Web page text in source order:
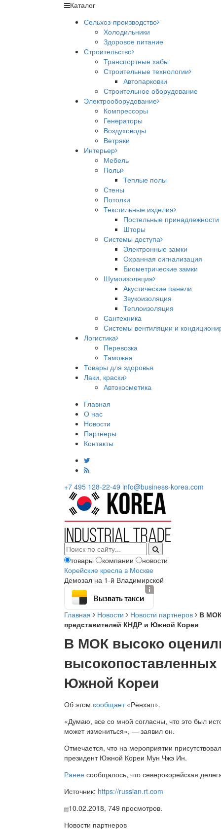
Каталог
Сельхоз-производство
Холодильники
Здоровое питание
Строительство
Транспортные хабы
Строительные технологии
Автопарковки
Строительное оборудование
Электрооборудование
Компрессоры
Генераторы
Воздуховоды
Ветряки
Интерьер
Мебель
Полы
Теплые полы
Стены
Потолки
Текстильные изделия
Постельные принадлежности
Шторы
Системы доступа
Электронные замки
Охранная сигнализация
Биометрические замки
Шумоизоляция
Акустические панели
Звукоизоляция
Теплоизоляция
Сантехника
Системы вентиляции и
Логистика
Перевозка
Таможня
Товары для здоровья
Лаки, краски
Автокосметика
Главная
О нас
Новости
Партнеры
Контакты
+7 495 128-22-49 info@business-korea.com
товары компании
новости
Корейские кресла в Москве
Демозал на 1-й Владимирской
Вызвать такси
Главная Новости Новости партнеров
В
представителей КНДР и Южной Кореи
В МОК высоко
Южной Кореи
Об этом сообщает«Рёнхап».
«Думаю, все со мной согласны, что это был
может измениться», — заявил он.
Отмечается, что на мероприятии
президент Южной Кореи Мун Чжэ Ин.
Ранее сообщалось, что северокорейская
Источник: https://russian.rt.com
10.02.2018, 749 просмотров.
Новости партнеров